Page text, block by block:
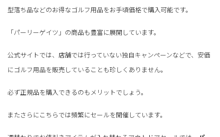
型落ち品などのお得なゴルフ用品をお手頃価格で購入可能です。
「パーリーゲイツ」の商品も豊富に展開しています。
公式サイトでは、店舗では行っていない独自キャンペーンなどで、安価
にゴルフ用品を販売していることも珍しくありません。
必ず正規品を購入できるのもメリットでしょう。
またさらにこちらでは頻繁にセールを開催しています。